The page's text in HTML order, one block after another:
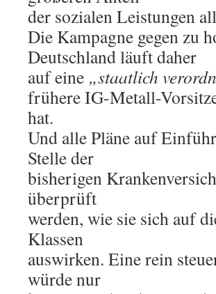
der sozialen Leistungen
Die Kampagne gegen zu
Deutschland läuft daher
auf eine „staatlich
frühere IG-Metall-
hat.
Und alle Pläne auf
Stelle der
bisherigen
überprüft
werden, wie sie sich auf
Klassen
auswirken. Eine rein
würde nur